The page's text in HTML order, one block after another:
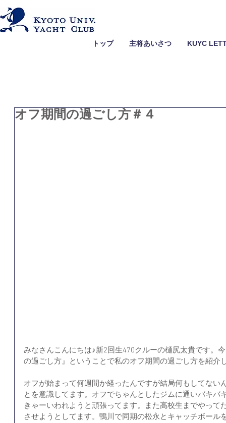
トップ 主将あいさつ KUYC
オフ期間の過ごし方＃４
みなさんこんにちは♪新2回生470クルーの樋尻太貴です。
の過ごし方』ということで私のオフ期間の過ごし方を紹介
オフが始まって何週間か経ったんですが結局何もしてない
とを意識してます。オフでちゃんとしたジムに通いバキバ
きゃーいわれようと頑張ってます。また高校生までやって
させようとしてます。鴨川で同期の松永とキャッチボール